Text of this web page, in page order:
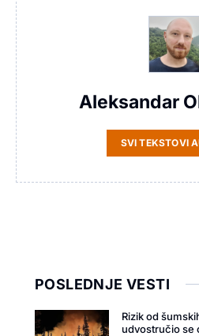
Aleksandar
SVI TEKSTOVI
POSLEDNJE VESTI
Rizik od
udvostručio se